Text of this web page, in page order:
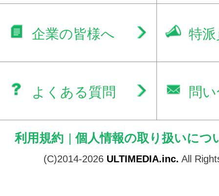
企業の皆様へ 特
よくある質問 問
利用規約 | 個人情報の取り扱いにつ
(C)2014-2026 ULTIMEDIA.inc. All